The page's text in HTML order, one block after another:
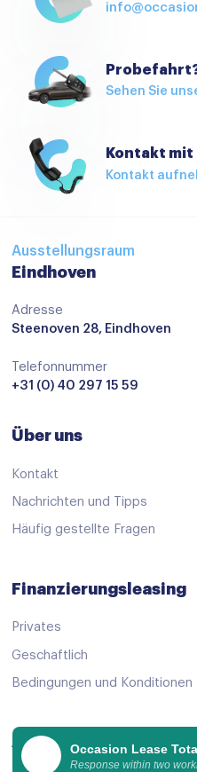
Sehen Sie
Kontakt
Kontakt
Ausstellungsraum
Eindhoven
Adresse
Steenoven 28, Eindhoven
Telefonnummer
+31 (0) 40 297 15 59
Über uns
Kontakt
Nachrichten und Tipps
Häufig gestellte Fragen
Finanzierungsleasing
Privates
Geschaftlich
Bedingungen und Konditionen
Angebot ansehen
Occasion Lease
Response within two